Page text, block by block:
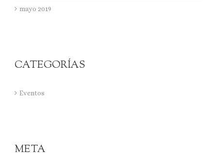
mayo 2019
CATEGORÍAS
Eventos
META